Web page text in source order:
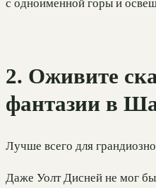
с одноименной горы и
2. Оживите
фантазии в
Лучше всего для
Даже Уолт Дисней не мог бы